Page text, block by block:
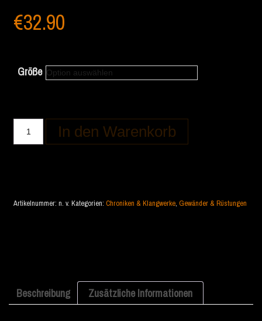
€32.90
Größe
In den Warenkorb
Artikelnummer:n. v. Kategorien:Chroniken & Klangwerke,Gewänder & Rüstungen
Beschreibung Zusätzliche Informationen